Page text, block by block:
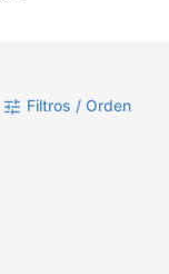
tune Filtros / Orden